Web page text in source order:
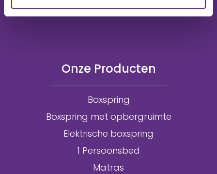
Onze Producten
Boxspring
Boxspring met opbergruimte
Elektrische boxspring
1 Persoonsbed
Matras